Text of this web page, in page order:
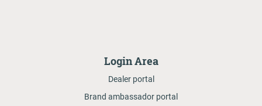
Login Area
Dealer portal
Brand ambassador portal